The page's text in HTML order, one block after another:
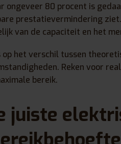
80 procent is
prestatievermindering
van de capaciteit en het
het verschil tussen
Reken voor
bereik.
juiste